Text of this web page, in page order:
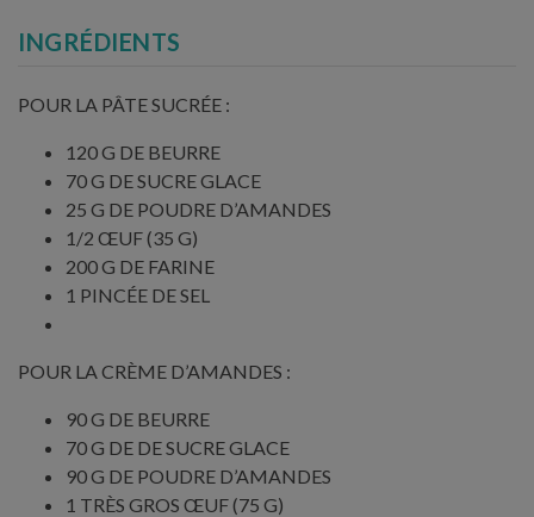
INGRÉDIENTS
POUR LA PÂTE SUCRÉE :
120 G DE BEURRE
70 G DE SUCRE GLACE
25 G DE POUDRE D’AMANDES
1/2 ŒUF (35 G)
200 G DE FARINE
1 PINCÉE DE SEL
POUR LA CRÈME D’AMANDES :
90 G DE BEURRE
70 G DE DE SUCRE GLACE
90 G DE POUDRE D’AMANDES
1 TRÈS GROS ŒUF (75 G)